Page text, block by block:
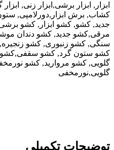
ابزار, ابزار برشی,ابزار زنی,
کشاب, برش ابزار,دورلامپی,
جدید, کشو, کشو ابزار, کشو
مرقی,کشو جدید, کشو دندان
سنگی, کشو زنبوری, کشو
کشو ستون گرد, کشو
گلویی, کشو مروارید, کشو
گلویی,نورمخفی
توضیحات تکمیلی